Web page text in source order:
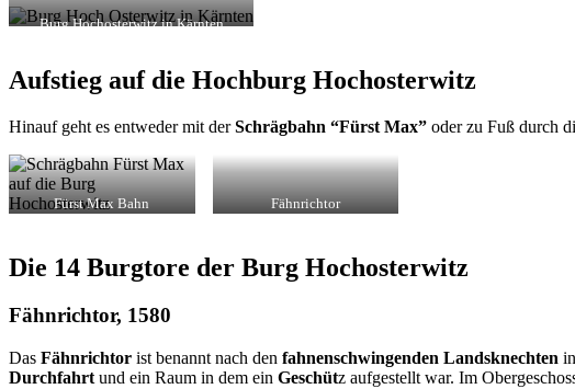
Burg Hochosterwitz in Kärnten
Aufstieg auf die Hochburg Hochosterwitz
Hinauf geht es entweder mit derSchrägbahn “Fürst Max” oder zu Fuß durch
Fürst Max Bahn Fähnrichtor
Die 14 Burgtore der Burg Hochosterwitz
Fähnrichtor, 1580
Das Fähnrichtor ist benannt nach den fahnenschwingenden Landsknechten
Durchfahrt und ein Raum in dem ein Geschütz aufgestellt war. Im